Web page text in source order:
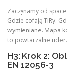
Zaczynamy od
Gdzie cofają TIRy.
wymieniane. Mapa
to powtarzalne
H3: Krok 2:
EN 12056-3